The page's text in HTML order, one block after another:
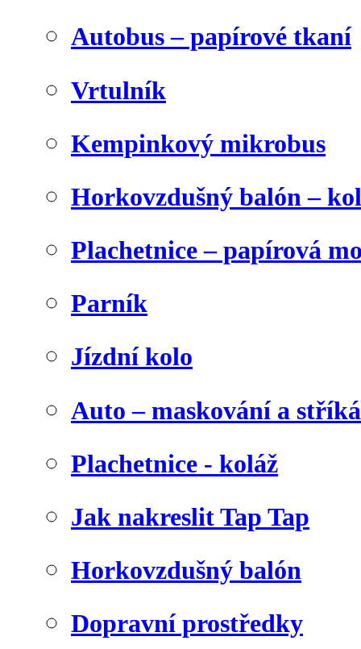
Autobus – papírové tkaní
Vrtulník
Kempinkový mikrobus
Horkovzdušný balón –
Plachetnice – papírová
Parník
Jízdní kolo
Auto – maskování a
Plachetnice - koláž
Jak nakreslit Tap Tap
Horkovzdušný balón
Dopravní prostředky